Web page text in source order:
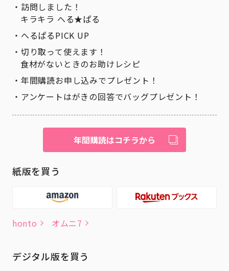
訪問しました！
キラキラ へる★ぱる
へるぱるPICK UP
切り取って使えます！
食材がないときのお助けレシピ
年間購読お申し込みでプレゼント！
アンケートはがきの回答でバッグプレゼント！
年間購読はコチラから
紙版を買う
honto オムニ7
デジタル版を買う